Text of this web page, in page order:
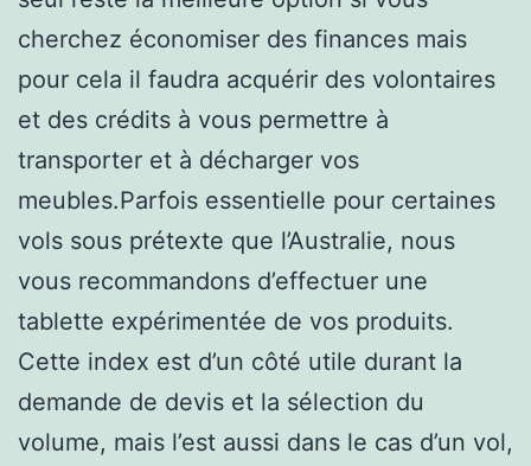
cherchez économiser des finances mais
pour cela il faudra acquérir des volontaires
et des crédits à vous permettre à
transporter et à décharger vos
meubles.Parfois essentielle pour certaines
vols sous prétexte que l’Australie, nous
vous recommandons d’effectuer une
tablette expérimentée de vos produits.
Cette index est d’un côté utile durant la
demande de devis et la sélection du
volume, mais l’est aussi dans le cas d’un vol,